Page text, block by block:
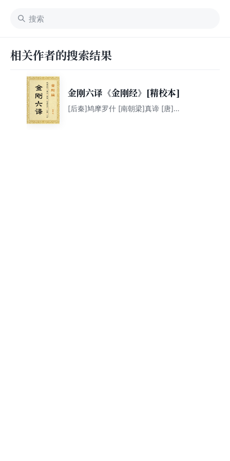
相关作者的搜索结果
金刚六译《金刚经》[精校本]
[后秦]鸠摩罗什 [南朝梁]真谛 [唐]玄